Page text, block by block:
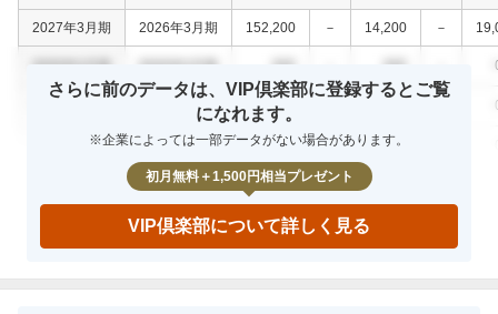
2027年3月期 2026年3月期 152,200 － 14,200 －
0000年0月期 0000年0月期 000 000
0000年0月期 000
0000年0月期 0000年0月期 000 － 000
さらに前のデータは、VIP倶楽部に登録するとご覧
になれます。
※企業によっては一部データがない場合があります。
初月無料＋1,500円相当プレゼント
VIP倶楽部について詳しく見る